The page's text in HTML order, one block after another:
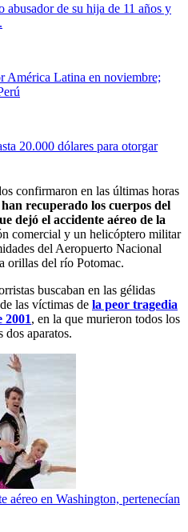
de su hija de 11 años y
América Latina en noviembre;
20.000 dólares para otorgar
confirmaron en las últimas horas
han recuperado los cuerpos del
dejó el accidente aéreo de la
comercial y un helicóptero militar
del Aeropuerto Nacional
orillas del río Potomac.
buscaban en las gélidas
las víctimas de la peor tragedia
2001, en la que murieron todos los
dos aparatos.
aéreo en Washington, pertenecían